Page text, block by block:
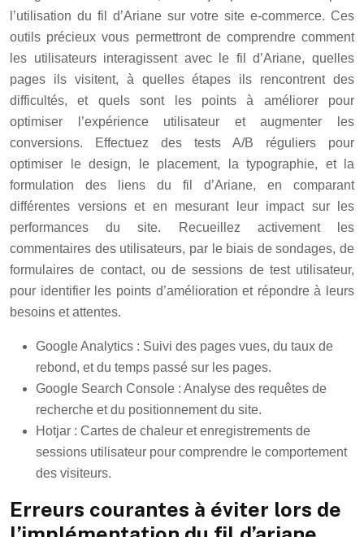
l’utilisation du fil d’Ariane sur votre site e-commerce. Ces
outils précieux vous permettront de comprendre comment
les utilisateurs interagissent avec le fil d’Ariane, quelles
pages ils visitent, à quelles étapes ils rencontrent des
difficultés, et quels sont les points à améliorer pour
optimiser l’expérience utilisateur et augmenter les
conversions. Effectuez des tests A/B réguliers pour
optimiser le design, le placement, la typographie, et la
formulation des liens du fil d’Ariane, en comparant
différentes versions et en mesurant leur impact sur les
performances du site. Recueillez activement les
commentaires des utilisateurs, par le biais de sondages, de
formulaires de contact, ou de sessions de test utilisateur,
pour identifier les points d’amélioration et répondre à leurs
besoins et attentes.
Google Analytics : Suivi des pages vues, du taux de
rebond, et du temps passé sur les pages.
Google Search Console : Analyse des requêtes de
recherche et du positionnement du site.
Hotjar : Cartes de chaleur et enregistrements de
sessions utilisateur pour comprendre le comportement
des visiteurs.
Erreurs courantes à éviter lors de